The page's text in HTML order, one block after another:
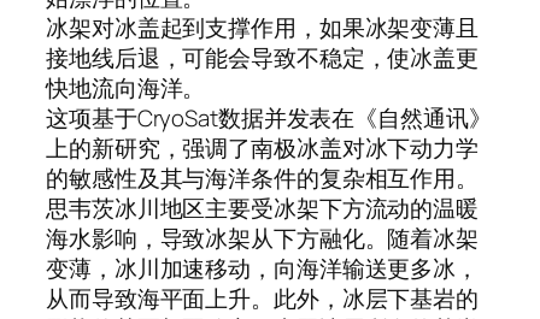
冰架对冰盖起到支撑作用，如果冰架变薄且
接地线后退，可能会导致不稳定，使冰盖更
快地流向海洋。
这项基于CryoSat数据并发表在《自然通讯》
上的新研究，强调了南极冰盖对冰下动力学
的敏感性及其与海洋条件的复杂相互作用。
思韦茨冰川地区主要受冰架下方流动的温暖
海水影响，导致冰架从下方融化。随着冰架
变薄，冰川加速移动，向海洋输送更多冰，
从而导致海平面上升。此外，冰层下基岩的